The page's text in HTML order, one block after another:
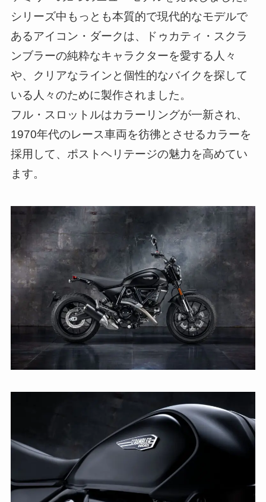
シリーズ中もっとも本質的で現代的なモデルで
あるアイコン・ダークは、ドゥカティ・スクラ
ンブラーの純粋なキャラクターを愛する人々
や、クリアなラインと個性的なバイクを探して
いる人々のために製作されました。
フル・スロットルはカラーリングが一新され、
1970年代のレース車両を彷彿とさせるカラーを
採用して、ポストヘリテージの魅力を高めてい
ます。